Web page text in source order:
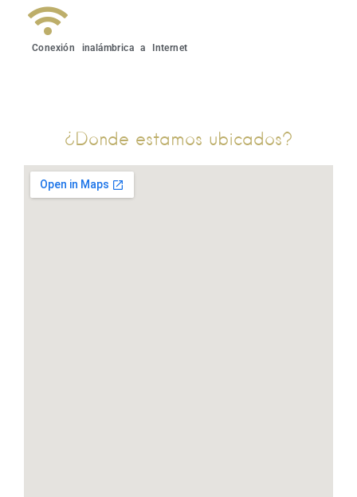
Conexión inalámbrica a Internet
¿Donde estamos ubicados?